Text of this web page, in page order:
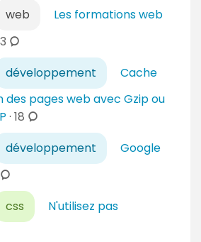
i
s
web
Les formations web
3 c
o
m
m
n
t
a
i
r
développement
Cache
pages web avec Gzip ou
· 18 c
o
m
m
e
t
développement
Google
c
m
m
css
N'utilisez pas